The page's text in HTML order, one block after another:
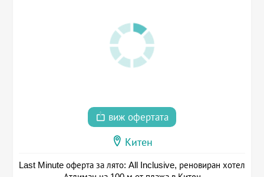
виж офертата
Китен
Last Minute оферта за лято: All Inclusive, реновиран хотел